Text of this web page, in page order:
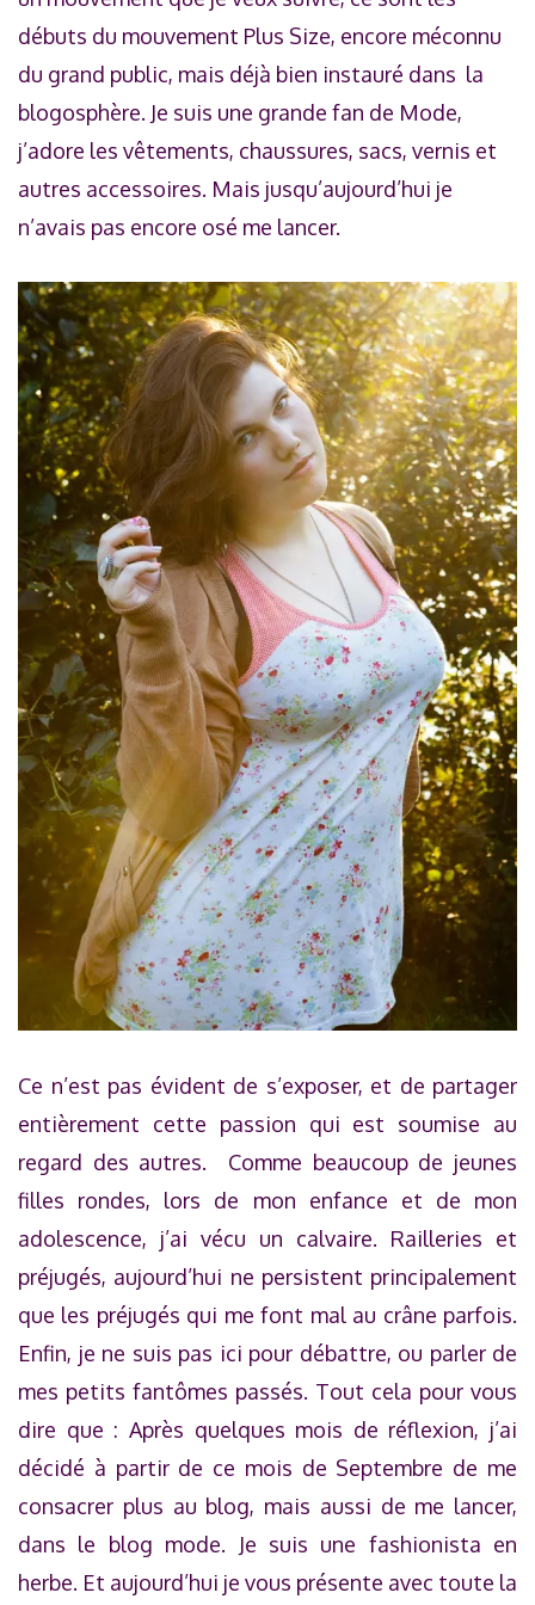
débuts du mouvement Plus Size, encore méconnu
du grand public, mais déjà bien instauré dans la
blogosphère. Je suis une grande fan de Mode,
j’adore les vêtements, chaussures, sacs, vernis et
autres accessoires. Mais jusqu’aujourd’hui je
n’avais pas encore osé me lancer.
Ce n’est pas évident de s’exposer, et de partager
entièrement cette passion qui est soumise au
regard des autres. Comme beaucoup de jeunes
filles rondes, lors de mon enfance et de mon
adolescence, j’ai vécu un calvaire. Railleries et
préjugés, aujourd’hui ne persistent principalement
que les préjugés qui me font mal au crâne parfois.
Enfin, je ne suis pas ici pour débattre, ou parler de
mes petits fantômes passés. Tout cela pour vous
dire que : Après quelques mois de réflexion, j’ai
décidé à partir de ce mois de Septembre de me
consacrer plus au blog, mais aussi de me lancer,
dans le blog mode. Je suis une fashionista en
herbe. Et aujourd’hui je vous présente avec toute la